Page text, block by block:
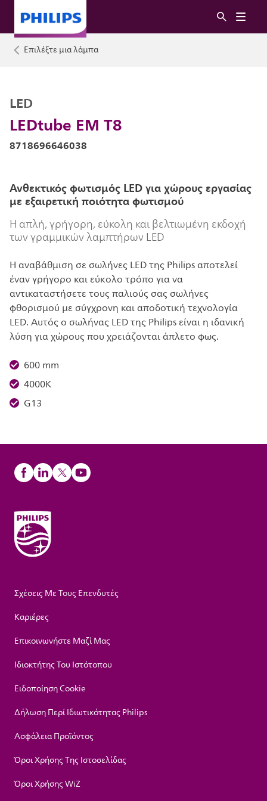
Επιλέξτε μια λάμπα
LEDtube EM T8
LED
8718696646038
Ανθεκτικός φωτισμός LED για χώρους εργασίας
με εξαιρετική ποιότητα φωτισμού
Η απλή, γρήγορη, εύκολη και βελτιωμένη εκδοχή
των γραμμικών λαμπτήρων LED
Η αναβάθμιση σε σωλήνες LED της Philips αποτελεί
έναν γρήγορο και εύκολο τρόπο για να
αντικαταστήσετε τους παλιούς σας σωλήνες
φθορισμού με σύγχρονη και αποδοτική τεχνολογία
LED. Αυτός ο σωλήνας LED της Philips είναι η ιδανική
λύση για χώρους που χρειάζονται άπλετο φως.
600 mm
4000K
G13
Σχέσεις Με Τους Επενδυτές
Καριέρες
Επικοινωνήστε Μαζί Μας
Ιδιοκτήτης Του Ιστότοπου
Ειδοποίηση Cookie
Δήλωση Περί Ιδιωτικότητας Philips
Ασφάλεια Προϊόντος
Όροι Χρήσης Της Ιστοσελίδας
Όροι Χρήσης WiZ